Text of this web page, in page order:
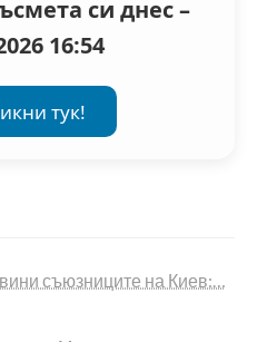
си днес –
16:54
тук!
съюзниците на Киев:…